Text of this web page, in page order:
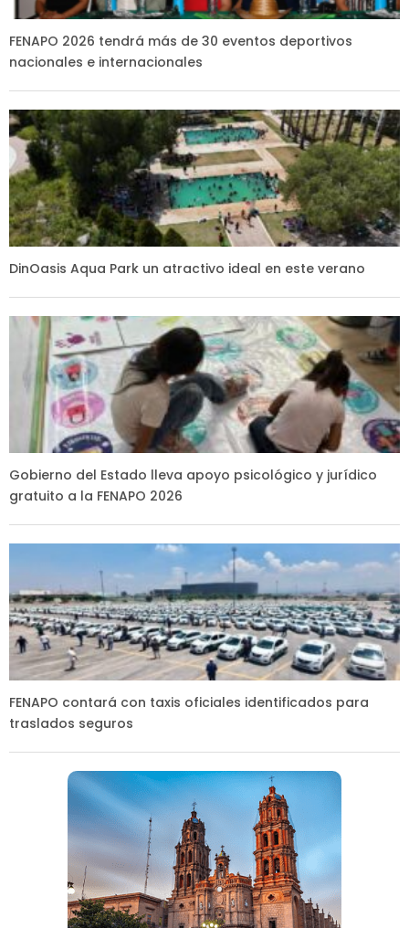
FENAPO 2026 tendrá más de 30 eventos deportivos
nacionales e internacionales
DinOasis Aqua Park un atractivo ideal en este verano
Gobierno del Estado lleva apoyo psicológico y jurídico
gratuito a la FENAPO 2026
FENAPO contará con taxis oficiales identificados para
traslados seguros